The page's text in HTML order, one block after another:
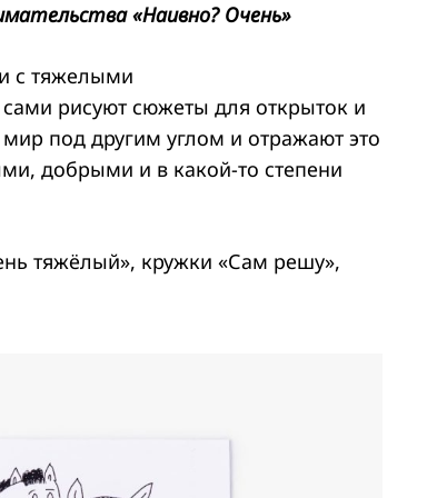
«Наивно? Очень»
тяжелыми
рисуют сюжеты для открыток и
под другим углом и отражают это
добрыми и в какой-то степени
тяжёлый», кружки «Сам решу»,